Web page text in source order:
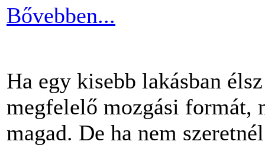
Bővebben...
Ha egy kisebb lakásban
megfelelő mozgási formát,
magad. De ha nem